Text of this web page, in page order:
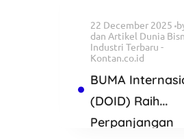
22 December 2025
dan Artikel Dunia
Industri Terbaru -
Kontan.co.id
BUMA
(DOID) Raih
Perpanjangan